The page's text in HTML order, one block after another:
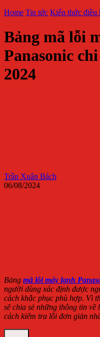
Home Tin tức Kiến thức điều
Bảng mã lỗi
Panasonic
2024
Trần Xuân Bách
06/08/2024
Bảng mã lỗi máy lạnh
người dùng xác định được
cách khắc phục phù hợp. Vì
sẽ chia sẻ những thông tin
cách kiểm tra lỗi đơn giản